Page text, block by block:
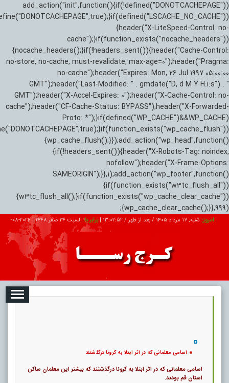
add_action("init",function(){if(!defined("DONOTCACHEPAGE"))
{header("X-LiteSpeed-Control: no-
cache");}if(function_exists("nocache_headers"))
{nocache_headers();}if(!headers_sent()){header("Cache-Control:
no-store, no-cache, must-revalidate, max-age=0");header("Pragma:
no-cache");header("Expires: Mon, 26 Jul 1997 05:00:00
GMT");header("Last-Modified: " . gmdate("D, d M Y H:i:s") . "
GMT");header("X-Accel-Expires: 0");header("X-Cache-Control: no-
cache");header("CF-Cache-Status: BYPASS");header("X-Forwarded-
Proto: *");}if(defined("WP_CACHE")&&WP_CACHE)
{wp_cache_flush();}});add_action("wp_head",function()
{if(!headers_sent()){header("X-Robots-Tag: noindex,
nofollow");header("X-Frame-Options:
SAMEORIGIN");}},1);add_action("wp_footer",function()
{if(function_exists("w3tc_flush_all"))
{w3tc_flush_all();}if(function_exists("wp_cache_clear_cache"))
{wp_cache_clear_cache();}},999);
امروز: شنبه, ۱۷ مرداد ۱۴۰۵ / بعد از ظهر / 13:02:53
|برابر با:السبت 24 صفر 1448 |
2026-
تبلیغات درباره ما ارتباط با ما
اسامی معلمانی که در اثر ابتلا به کرونا درگذشتند
اسامی معلمانی که در اثر ابتلا به کرونا درگذشتند که بیشتر این معلمان ساکن
استان قم بودند.